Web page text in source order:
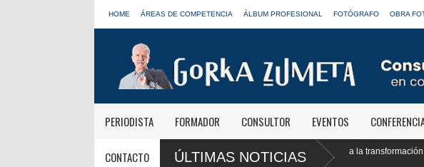
HOME ÁREAS DE COMPETENCIA ÁLBUM PROFESIONAL FOTÓGRAFO OBRA
PERIODISTA FORMADOR CONSULTOR EVENTOS
CONTACTO ÚLTIMAS NOTICIAS
y Frank Blanco regresan a
RTVE reivindica la transformación digital de RNE y blinda el futuro
Clásica